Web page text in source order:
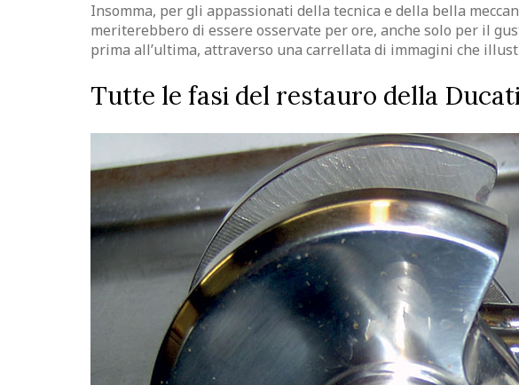
Insomma, per gli appassionati della tecnica e della bella
meriterebbero di essere osservate per ore, anche solo per il
prima all’ultima, attraverso una carrellata di immagini che
Tutte le fasi del restauro della